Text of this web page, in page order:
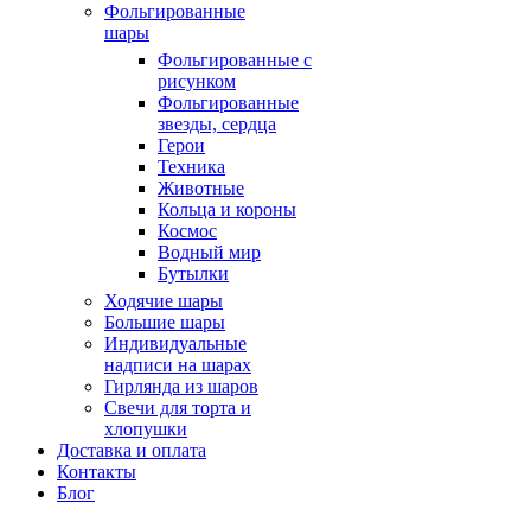
Фольгированные
шары
Фольгированные с
рисунком
Фольгированные
звезды, сердца
Герои
Техника
Животные
Кольца и короны
Космос
Водный мир
Бутылки
Ходячие шары
Большие шары
Индивидуальные
надписи на шарах
Гирлянда из шаров
Свечи для торта и
хлопушки
Доставка и оплата
Контакты
Блог